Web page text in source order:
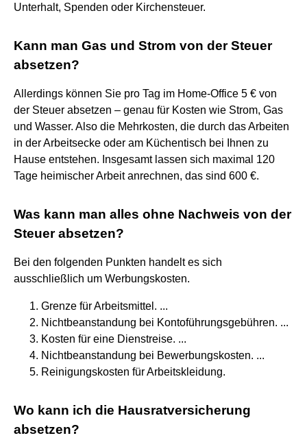
Unterhalt, Spenden oder Kirchensteuer.
Kann man Gas und Strom von der Steuer
absetzen?
Allerdings können Sie pro Tag im Home-Office 5 € von
der Steuer absetzen – genau für Kosten wie Strom, Gas
und Wasser. Also die Mehrkosten, die durch das Arbeiten
in der Arbeitsecke oder am Küchentisch bei Ihnen zu
Hause entstehen. Insgesamt lassen sich maximal 120
Tage heimischer Arbeit anrechnen, das sind 600 €.
Was kann man alles ohne Nachweis von der
Steuer absetzen?
Bei den folgenden Punkten handelt es sich
ausschließlich um Werbungskosten.
Grenze für Arbeitsmittel. ...
Nichtbeanstandung bei Kontoführungsgebühren. ...
Kosten für eine Dienstreise. ...
Nichtbeanstandung bei Bewerbungskosten. ...
Reinigungskosten für Arbeitskleidung.
Wo kann ich die Hausratversicherung
absetzen?